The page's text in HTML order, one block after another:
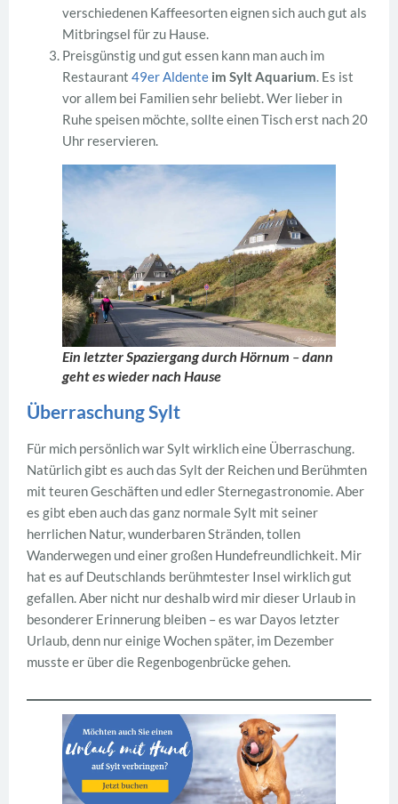
verschiedenen Kaffeesorten eignen sich auch gut als
Mitbringsel für zu Hause.
Preisgünstig und gut essen kann man auch im
Restaurant 49er Aldente im Sylt Aquarium. Es ist
vor allem bei Familien sehr beliebt. Wer lieber in
Ruhe speisen möchte, sollte einen Tisch erst nach 20
Uhr reservieren.
Ein letzter Spaziergang durch Hörnum –dann
geht es wieder nach Hause
Überraschung Sylt
Für mich persönlich war Sylt wirklich eine Überraschung.
Natürlich gibt es auch das Sylt der Reichen und Berühmten
mit teuren Geschäften und edler Sternegastronomie. Aber
es gibt eben auch das ganz normale Sylt mit seiner
herrlichen Natur, wunderbaren Stränden, tollen
Wanderwegen und einer großen Hundefreundlichkeit. Mir
hat es auf Deutschlands berühmtester Insel wirklich gut
gefallen. Aber nicht nur deshalb wird mir dieser Urlaub in
besonderer Erinnerung bleiben – es war Dayos letzter
Urlaub, denn nur einige Wochen später, im Dezember
musste er über die Regenbogenbrücke gehen.